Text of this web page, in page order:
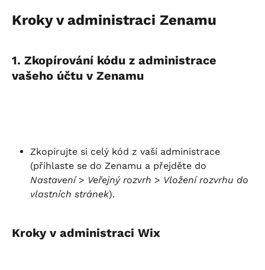
Kroky v administraci Zenamu
1. Zkopírování kódu z administrace
vašeho účtu v Zenamu
Zkopírujte si celý kód z vaší administrace
(přihlaste se do Zenamu a přejděte do
Nastavení > Veřejný rozvrh > Vložení rozvrhu do
vlastních stránek).
Kroky v administraci Wix